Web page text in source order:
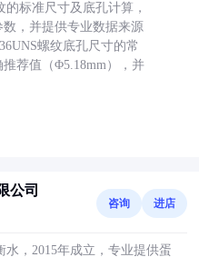
标准尺寸及底孔计算，
，并提供专业数据来源
螺纹底孔尺寸的常
荐值（Φ5.18mm），并
公司
咨询 进店
，2015年成立，专业提供蛋